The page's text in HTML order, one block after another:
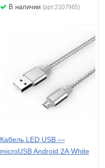
В наличии (арт:2107965)
Кабель LED USB —
microUSB Android 2А White